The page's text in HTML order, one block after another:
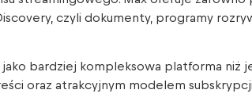
czyli dokumenty, programy
bardziej kompleksowa platforma niż
oraz atrakcyjnym modelem